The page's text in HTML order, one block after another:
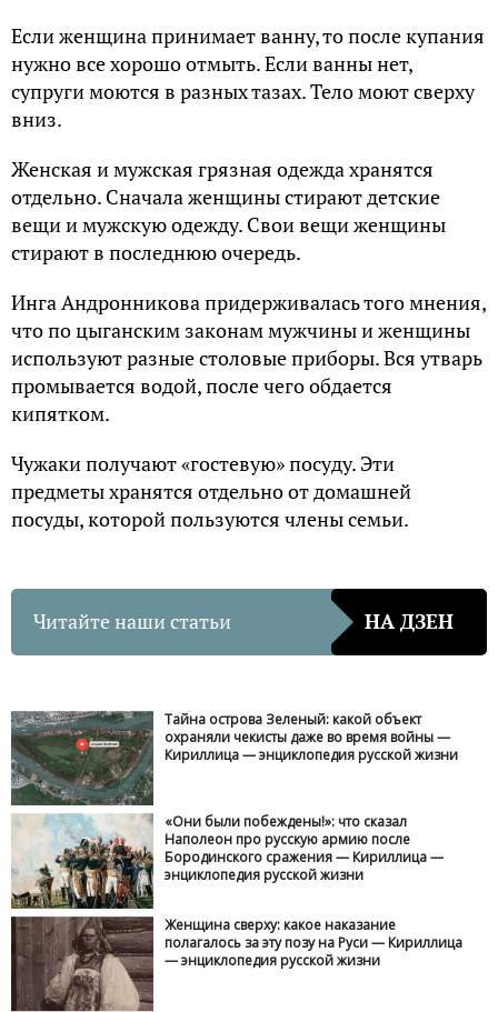
Если женщина принимает ванну, то после купания
нужно все хорошо отмыть. Если ванны нет,
супруги моются в разных тазах. Тело моют сверху
вниз.
Женская и мужская грязная одежда хранятся
отдельно. Сначала женщины стирают детские
вещи и мужскую одежду. Свои вещи женщины
стирают в последнюю очередь.
Инга Андронникова придерживалась того мнения,
что по цыганским законам мужчины и женщины
используют разные столовые приборы. Вся утварь
промывается водой, после чего обдается
кипятком.
Чужаки получают «гостевую» посуду. Эти
предметы хранятся отдельно от домашней
посуды, которой пользуются члены семьи.
Читайте наши статьи НА ДЗЕН
Тайна острова Зеленый: какой объект
охраняли чекисты даже во время войны —
Кириллица — энциклопедия русской жизни
«Они были побеждены!»: что сказал
Наполеон про русскую армию после
Бородинского сражения — Кириллица —
энциклопедия русской жизни
Женщина сверху: какое наказание
полагалось за эту позу на Руси — Кириллица
— энциклопедия русской жизни